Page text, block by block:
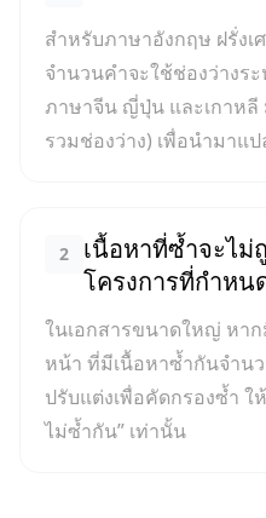
สำหรับภาษาอังกฤษ ฝรั่งเ
จำนวนคำจะใช้ช่องว่างร
ภาษาจีน ญี่ปุ่น และเกาหลี
รวมช่องว่าง) เพื่อนำมาแ
2
เนื้อหาที่ซ้ำจะไม่
โครงการที่กำหน
ในเอกสารขนาดใหญ่ หา
หน้า ที่มีเนื้อหาซ้ำกันจำน
ปรับแต่งเพื่อคัดกรองซ้ำ ใ
ไม่ซ้ำกัน” เท่านั้น